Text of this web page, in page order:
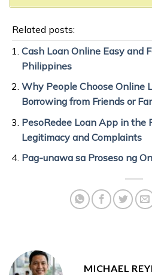
Related posts:
Cash Loan Online Easy and
Philippines
Why People Choose Online
Borrowing from Friends or
PesoRedee Loan App in the
Legitimacy and Complaints
Pag-unawa sa Proseso ng
MICHAEL